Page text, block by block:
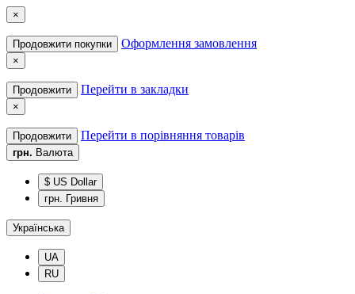
×
Продовжити покупки Оформлення замовлення
×
Продовжити Перейти в закладки
×
Продовжити Перейти в порівняння товарів
грн. Валюта
$ US Dollar
грн. Гривня
Українська
UA
RU